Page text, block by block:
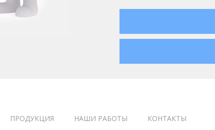
ПРОДУКЦИЯ НАШИ РАБОТЫ КОНТАКТЫ